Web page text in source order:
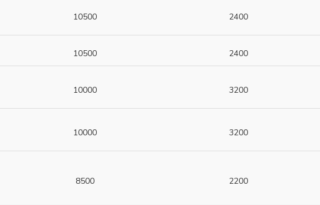
10500 2400
10500 2400
10000 3200
10000 3200
8500 2200